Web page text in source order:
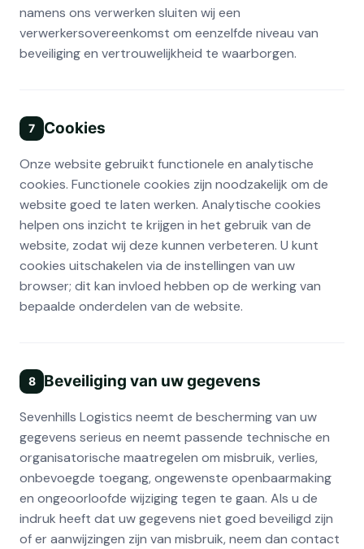
namens ons verwerken sluiten wij een
verwerkersovereenkomst om eenzelfde niveau van
beveiliging en vertrouwelijkheid te waarborgen.
7 Cookies
Onze website gebruikt functionele en analytische
cookies. Functionele cookies zijn noodzakelijk om de
website goed te laten werken. Analytische cookies
helpen ons inzicht te krijgen in het gebruik van de
website, zodat wij deze kunnen verbeteren. U kunt
cookies uitschakelen via de instellingen van uw
browser; dit kan invloed hebben op de werking van
bepaalde onderdelen van de website.
8 Beveiliging van uw gegevens
Sevenhills Logistics neemt de bescherming van uw
gegevens serieus en neemt passende technische en
organisatorische maatregelen om misbruik, verlies,
onbevoegde toegang, ongewenste openbaarmaking
en ongeoorloofde wijziging tegen te gaan. Als u de
indruk heeft dat uw gegevens niet goed beveiligd zijn
of er aanwijzingen zijn van misbruik, neem dan contact